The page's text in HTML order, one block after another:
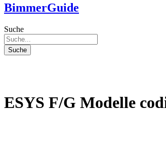
BimmerGuide
Suche
Suche
ESYS F/G Modelle